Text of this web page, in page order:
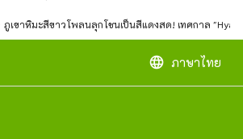
ภูเขาหิมะสีขาวโพลนลุกโชนเป็นสีแดงสด! เทศกาล
language ภาษาไทย